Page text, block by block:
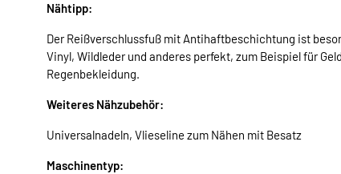
Nähtipp:
Der Reißverschlussfuß mit Antihaftbeschichtung ist
Vinyl, Wildleder und anderes perfekt, zum Beispiel für
Regenbekleidung.
Weiteres Nähzubehör:
Universalnadeln, Vlieseline zum Nähen mit Besatz
Maschinentyp: